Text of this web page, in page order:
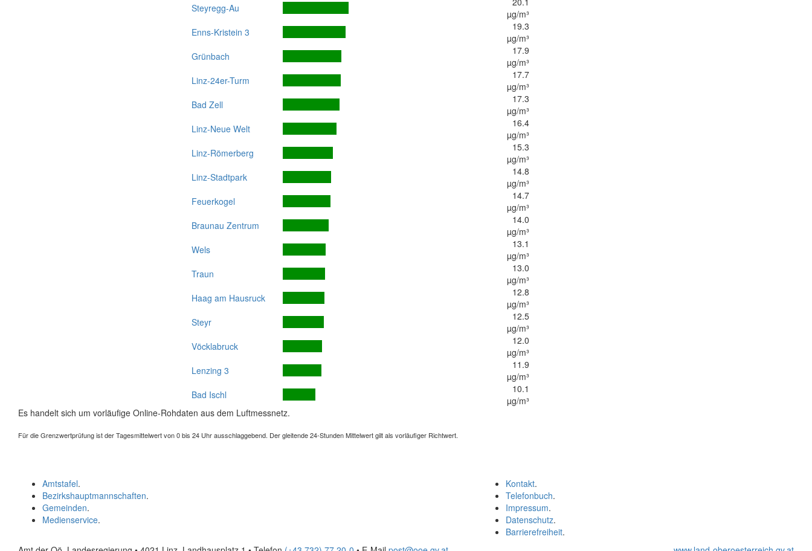
Steyregg-Au
µg/m³
Enns-Kristein 3
19.3
µg/m³
Grünbach
17.9
µg/m³
Linz-24er-Turm
17.7
µg/m³
Bad Zell
17.3
µg/m³
Linz-Neue Welt
16.4
µg/m³
Linz-Römerberg
15.3
µg/m³
Linz-Stadtpark
14.8
µg/m³
Feuerkogel
14.7
µg/m³
Braunau Zentrum
14.0
µg/m³
Wels
13.1
µg/m³
Traun
13.0
µg/m³
Haag am Hausruck
12.8
µg/m³
Steyr
12.5
µg/m³
Vöcklabruck
12.0
µg/m³
Lenzing 3
11.9
µg/m³
Bad Ischl
10.1
µg/m³
Es handelt sich um vorläufige Online-Rohdaten aus dem Luftmessnetz.
Für die Grenzwertprüfung ist der Tagesmittelwert von 0 bis 24 Uhr ausschlaggebend. Der gleitende 24-Stunden Mittelwert gilt als vorläufiger Richtwert.
Kontakt.
Telefonbuch.
Impressum.
Datenschutz.
Barrierefreiheit.
Amtstafel.
Bezirkshauptmannschaften.
Gemeinden.
Medienservice.